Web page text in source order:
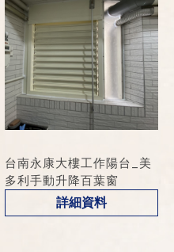
台南永康大樓工作陽台_美
多利手動升降百葉窗
詳細資料